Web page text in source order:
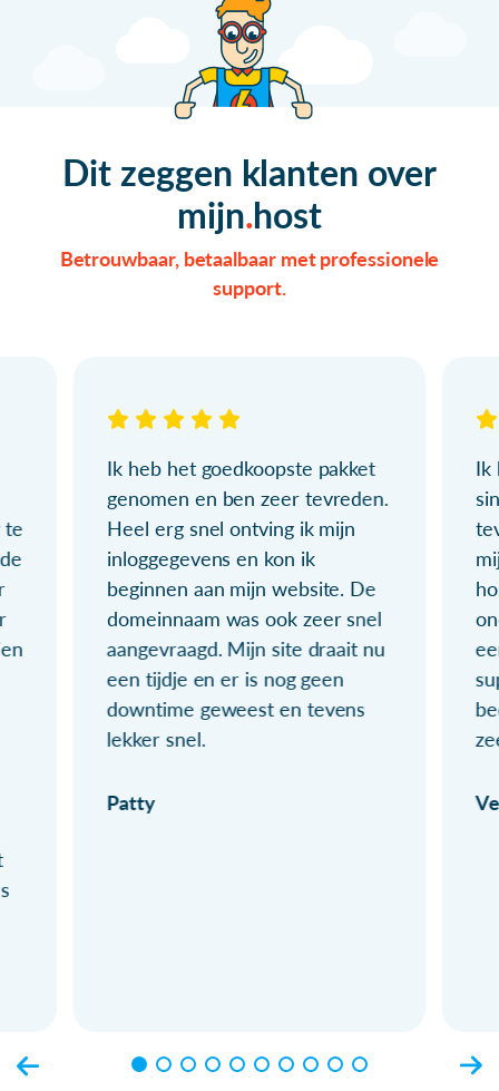
Dit zeggen klanten over
mijn host
Betrouwbaar, betaalbaar met professionele
support.
te
Ik heb het goedkoopste pakket
genomen en ben zeer tevreden.
Heel erg snel ontving ik mijn
inloggegevens en kon ik
beginnen aan mijn website. De
domeinnaam was ook zeer snel
aangevraagd. Mijn site draait nu
een tijdje en er is nog geen
downtime geweest en tevens
lekker snel.
Patty
Ik